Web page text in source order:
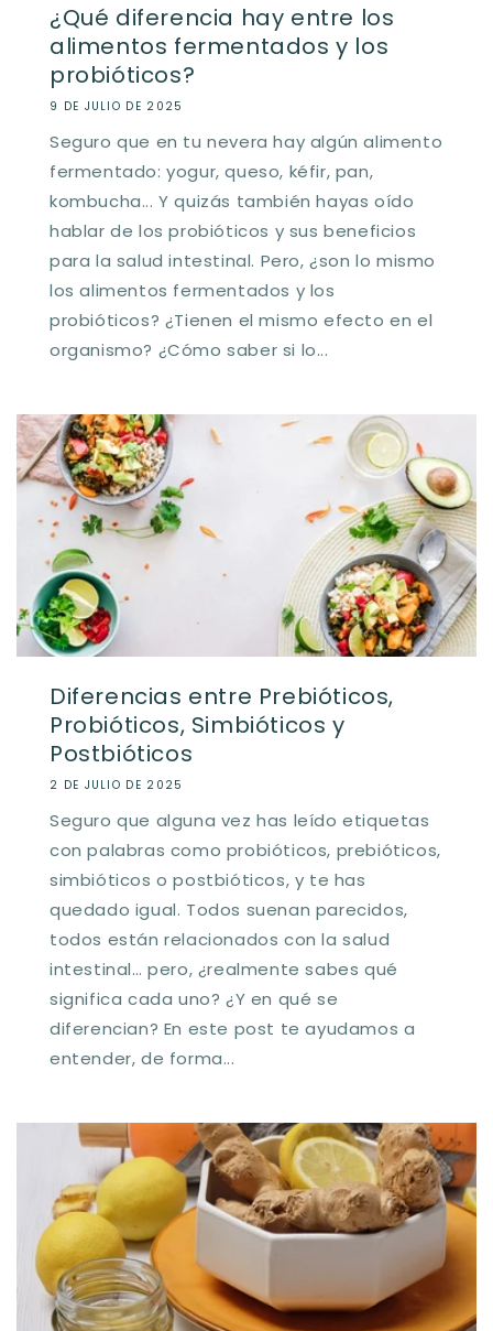
¿Qué diferencia hay entre los
alimentos fermentados y los
probióticos?
9 DE JULIO DE 2025
Seguro que en tu nevera hay algún alimento
fermentado: yogur, queso, kéfir, pan,
kombucha... Y quizás también hayas oído
hablar de los probióticos y sus beneficios
para la salud intestinal. Pero, ¿son lo mismo
los alimentos fermentados y los
probióticos? ¿Tienen el mismo efecto en el
organismo? ¿Cómo saber si lo...
Diferencias entre Prebióticos,
Probióticos, Simbióticos y
Postbióticos
2 DE JULIO DE 2025
Seguro que alguna vez has leído etiquetas
con palabras como probióticos, prebióticos,
simbióticos o postbióticos, y te has
quedado igual. Todos suenan parecidos,
todos están relacionados con la salud
intestinal… pero, ¿realmente sabes qué
significa cada uno? ¿Y en qué se
diferencian? En este post te ayudamos a
entender, de forma...